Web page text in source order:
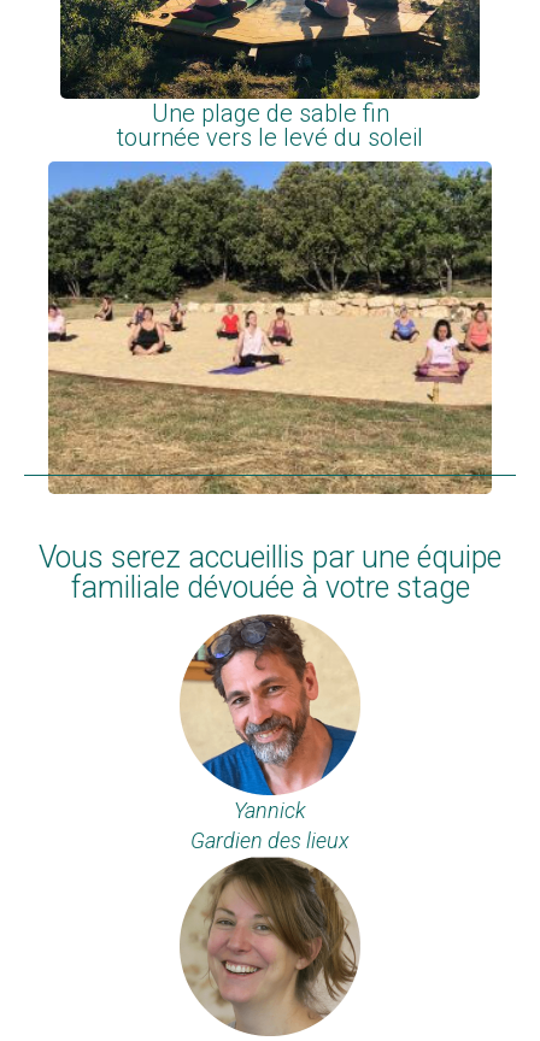
Une plage de sable fin
tournée vers le levé du soleil
Vous serez accueillis par une équipe
familiale dévouée à votre stage
Yannick
Gardien des lieux